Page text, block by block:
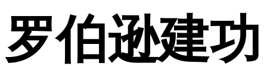
罗伯逊建功